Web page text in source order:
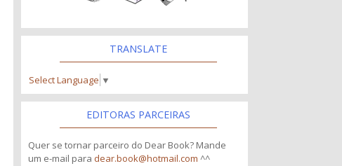
TRANSLATE
Select Language ▼
EDITORAS PARCEIRAS
Quer se tornar parceiro do Dear Book? Mande
um e-mail para dear.book@hotmail.com ^^